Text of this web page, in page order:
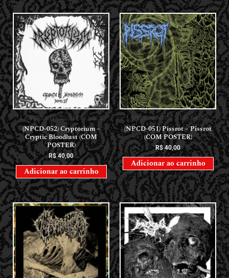
LANÇAMENTOS // RELEASES
(NPCD-052) Cryptorium –
Cryptic Bloodlust (COM
POSTER)
R$40,00
Adicionar ao carrinho
LANÇAMENTOS // RELEASES
(NPCD-051) Pissrot – Pissrot
(COM POSTER)
R$40,00
Adicionar ao carrinho